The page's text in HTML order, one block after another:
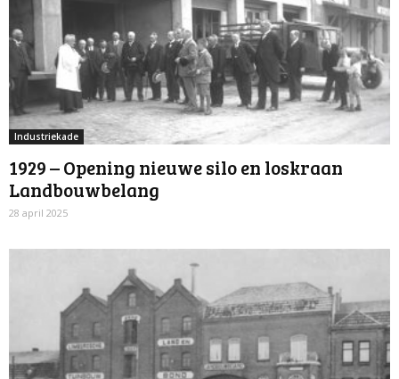
Industriekade
1929 – Opening nieuwe silo en loskraan
Landbouwbelang
28 april 2025